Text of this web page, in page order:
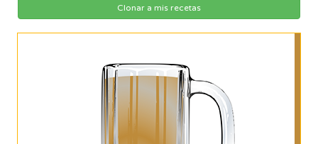
Clonar a mis recetas